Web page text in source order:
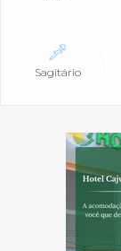
Sagitário